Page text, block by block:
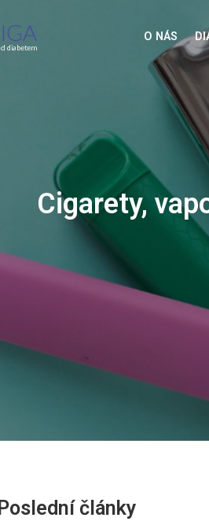
O NÁS
Poslední články